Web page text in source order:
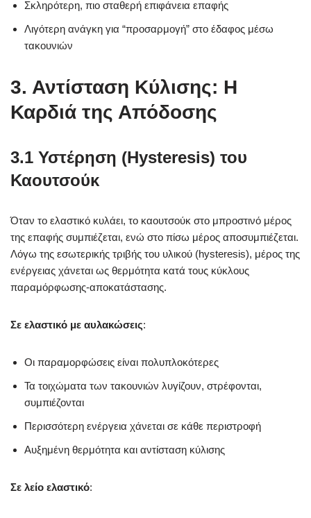
Σκληρότερη, πιο σταθερή επιφάνεια επαφής
Λιγότερη ανάγκη για “προσαρμογή” στο έδαφος μέσω
τακουνιών
3. Αντίσταση Κύλισης: Η
Καρδιά της Απόδοσης
3.1 Υστέρηση (Hysteresis) του
Καουτσούκ
Όταν το ελαστικό κυλάει, το καουτσούκ στο μπροστινό μέρος
της επαφής συμπιέζεται, ενώ στο πίσω μέρος αποσυμπιέζεται.
Λόγω της εσωτερικής τριβής του υλικού (hysteresis), μέρος της
ενέργειας χάνεται ως θερμότητα κατά τους κύκλους
παραμόρφωσης-αποκατάστασης.
Σε ελαστικό με αυλακώσεις:
Οι παραμορφώσεις είναι πολυπλοκότερες
Τα τοιχώματα των τακουνιών λυγίζουν, στρέφονται,
συμπιέζονται
Περισσότερη ενέργεια χάνεται σε κάθε περιστροφή
Αυξημένη θερμότητα και αντίσταση κύλισης
Σε λείο ελαστικό: